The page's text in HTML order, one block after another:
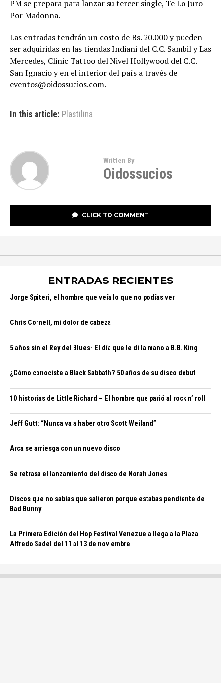
PM se prepara para lanzar su tercer single, Te Lo Juro
Por Madonna.
Las entradas tendrán un costo de Bs. 20.000 y pueden
ser adquiridas en las tiendas Indiani del C.C. Sambil y Las
Mercedes, Clinic Tattoo del Nivel Hollywood del C.C.
San Ignacio y en el interior del país a través de
eventos@oidossucios.com.
In this article: Plastilina
Written By
Oidossucios
CLICK TO COMMENT
ENTRADAS RECIENTES
Jorge Spiteri, el hombre que veía lo que no podías ver
Chris Cornell, mi dolor de cabeza
5 años sin el Rey del Blues- El día que le di la mano a B.B. King
¿Cómo conociste a Black Sabbath? 50 años de su disco debut
10 historias de Little Richard – El hombre que parió al rock n’ roll
Jeff Gutt: “Nunca va a haber otro Scott Weiland”
Arca se arriesga con un nuevo disco
Se retrasa el lanzamiento del disco de Norah Jones
Discos que no sabías que salieron porque estabas pendiente de
Bad Bunny
La Primera Edición del Hop Festival Venezuela llega a la Plaza
Alfredo Sadel del 11 al 13 de noviembre